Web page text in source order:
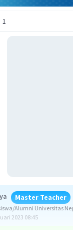
1
Master Teacher
Alumni Universitas
2023 08:45